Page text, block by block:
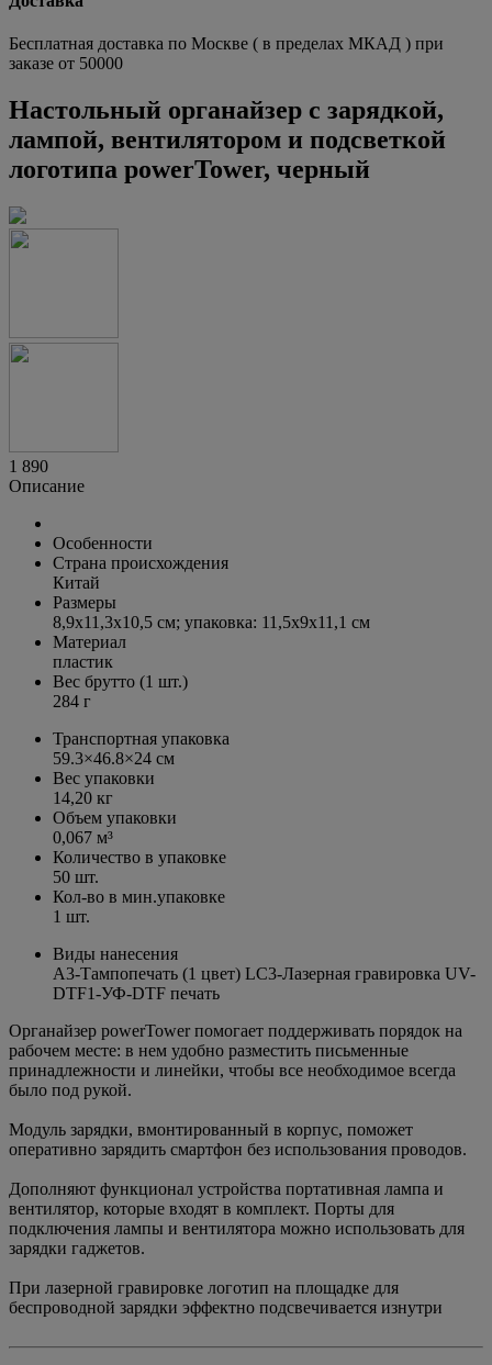
Бесплатная доставка по Москве ( в пределах МКАД ) при
заказе от 50000
Настольный органайзер с зарядкой,
лампой, вентилятором и подсветкой
логотипа powerTower, черный
1 890
Описание
Особенности
Страна происхождения
Китай
Размеры
8,9x11,3x10,5 см; упаковка: 11,5x9x11,1 см
Материал
пластик
Вес брутто (1 шт.)
284 г
Транспортная упаковка
59.3×46.8×24 см
Вес упаковки
14,20 кг
Объем упаковки
0,067 м³
Количество в упаковке
50 шт.
Кол-во в мин.упаковке
1 шт.
Виды нанесения
A3-Тампопечать (1 цвет) LC3-Лазерная гравировка UV-
DTF1-УФ-DTF печать
Органайзер powerTower помогает поддерживать порядок на
рабочем месте: в нем удобно разместить письменные
принадлежности и линейки, чтобы все необходимое всегда
было под рукой.
Модуль зарядки, вмонтированный в корпус, поможет
оперативно зарядить смартфон без использования проводов.
Дополняют функционал устройства портативная лампа и
вентилятор, которые входят в комплект. Порты для
подключения лампы и вентилятора можно использовать для
зарядки гаджетов.
При лазерной гравировке логотип на площадке для
беспроводной зарядки эффектно подсвечивается изнутри